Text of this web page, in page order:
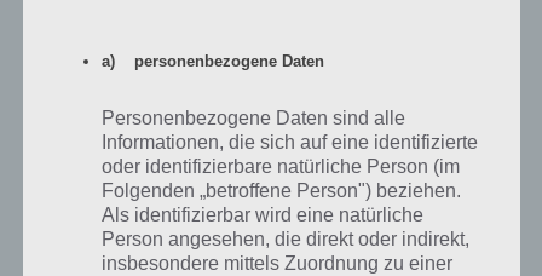
man weiterspielen will, obwohl es eigentlich keine Züge mehr gibt.
Auch grafisch ist Free Fish richtig gut gelungen. Die zahlreichen
Spielmodi und Spezialfertigkeiten sind super umgesetzt. Wir können
Free Fish jedem nur empfehlen.
Spiele App Free Fish herunterladen
a) personenbezogene Daten
Personenbezogene Daten sind alle
Informationen, die sich auf eine identifizierte
oder identifizierbare natürliche Person (im
Folgenden „betroffene Person") beziehen.
Als identifizierbar wird eine natürliche
Person angesehen, die direkt oder indirekt,
insbesondere mittels Zuordnung zu einer